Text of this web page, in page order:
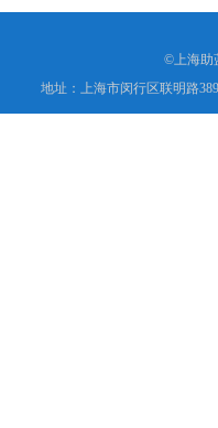
©上海助
地址：上海市闵行区联明路